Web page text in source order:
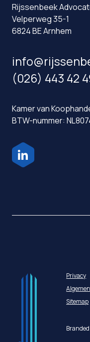
Rijssenbeek
Velperweg 35-1
6824 BE Arnhem
(026) 443 42
Kamer van
BTW-nummer:
Privacy
Sitemap
Branded